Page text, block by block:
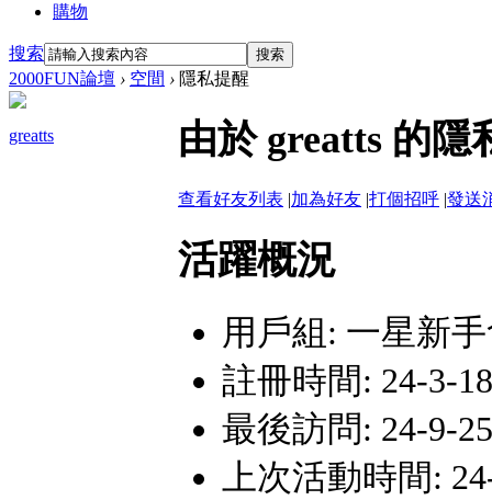
購物
搜索 搜索
2000FUN論壇 › 空間 › 隱私提醒
greatts 由於 greatts 的
查看好友列表 |加為好友 |打個招呼 |發送
活躍概況
用戶組: 一星新
註冊時間: 24-3-
最後訪問: 24-9-
上次活動時間: